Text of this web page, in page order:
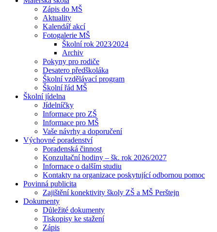
Zápis do MŠ
Aktuality
Kalendář akcí
Fotogalerie MŠ
Školní rok 2023⁄2024
Archiv
Pokyny pro rodiče
Desatero předškoláka
Školní vzdělávací program
Školní řád MŠ
Školní jídelna
Jídelníčky
Informace pro ZŠ
Informace pro MŠ
Vaše návrhy a doporučení
Výchovné poradenství
Poradenská činnost
Konzultační hodiny – šk. rok 2026/2027
Informace o dalším studiu
Kontakty na organizace poskytující odbornou pomoc
Povinná publicita
Zajištění konektivity školy ZŠ a MŠ Perštejn
Dokumenty
Důležité dokumenty
Tiskopisy ke stažení
Zápis